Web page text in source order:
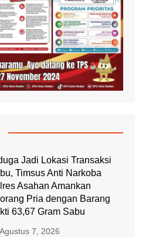
Jadi Lokasi Transaksi
Timsus Anti Narkoba
Asahan Amankan
Pria dengan Barang
63,67 Gram Sabu
Agustus 7, 2026